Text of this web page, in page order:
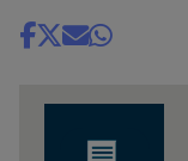
Share